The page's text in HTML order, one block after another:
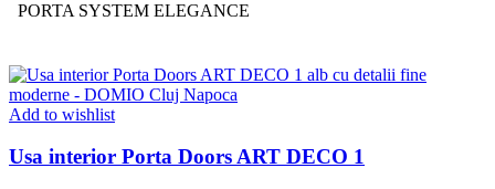
PORTA SYSTEM ELEGANCE
Add to wishlist
Usa interior Porta Doors ART DECO 1